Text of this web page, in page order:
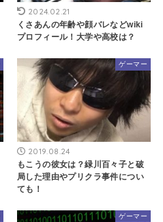
2024.02.21
くさあんの年齢や顔バレなどwiki
プロフィール！大学や高校は？
ゲーマー
2019.08.24
もこうの彼女は？緑川百々子と破
局した理由やプリクラ事件につい
ても！
ゲーマー